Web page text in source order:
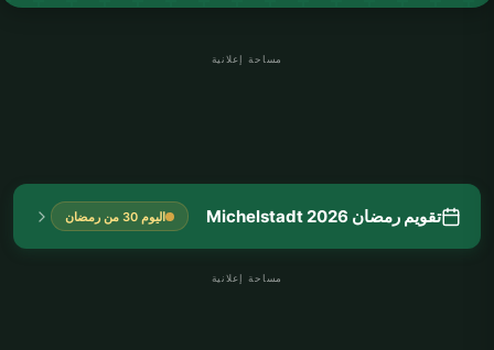
مساحة إعلانية
تقويم رمضان Michelstadt 2026 اليوم 30 من رمضان
مساحة إعلانية